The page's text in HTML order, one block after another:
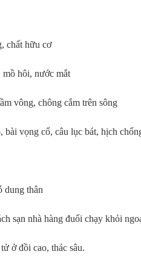
chất hữu cơ
mồ hôi, nước mắt
vông, chông cắm trên sông
bài vọng cổ, câu lục bát, hịch
dung thân
sạn nhà hàng đuổi chạy khỏi
ở đồi cao, thác sâu.